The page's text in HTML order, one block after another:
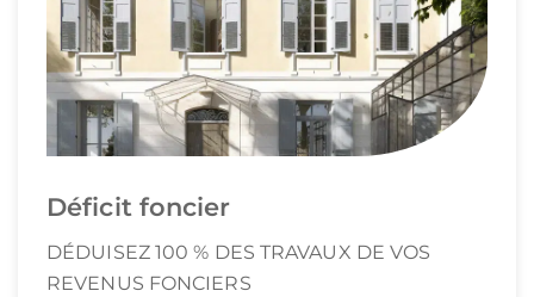
Déficit foncier
DÉDUISEZ 100 % DES TRAVAUX DE VOS
REVENUS FONCIERS